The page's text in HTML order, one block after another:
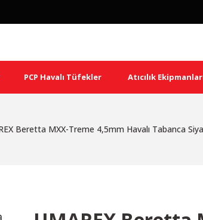
PCP Havalı Tüfekler Atıcılık
Beretta MXX-Treme 4,5mm Havalı Tabanca